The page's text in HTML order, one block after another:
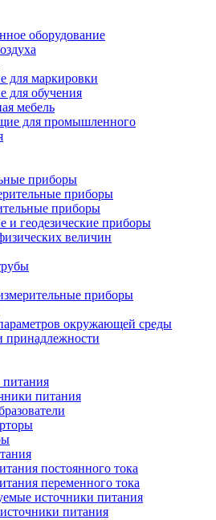
оборудование
для маркировки
для обучения
мебель
для промышленного
приборы
приборы
приборы
и геодезические приборы
величин
приборы
окружающей среды
принадлежности
питания
постоянного тока
переменного тока
источники питания
питания